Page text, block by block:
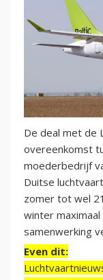
De deal met de
overeenkomst
moederbedrijf
Duitse
zomer tot wel
winter
samenwerking
Even dit: